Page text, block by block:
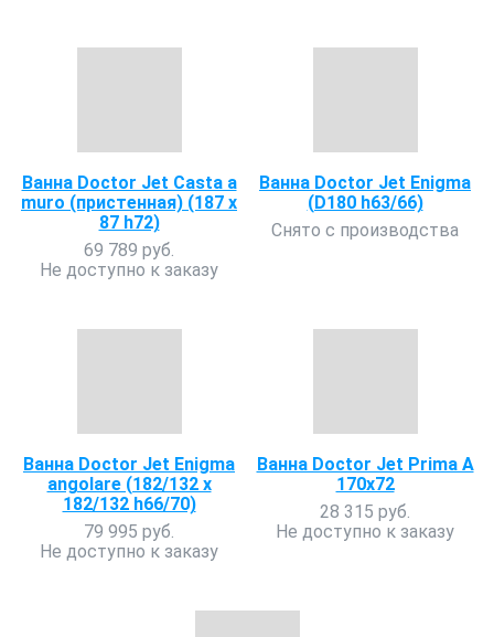
Ванна Doctor Jet Casta a
muro (пристенная) (187 x
87 h72)
69 789 руб.
Не доступно к заказу
Ванна Doctor Jet Enigma
(D180 h63/66)
Снято с производства
Ванна Doctor Jet Enigma
angolare (182/132 x
182/132 h66/70)
79 995 руб.
Не доступно к заказу
Ванна Doctor Jet Prima A
170х72
28 315 руб.
Не доступно к заказу